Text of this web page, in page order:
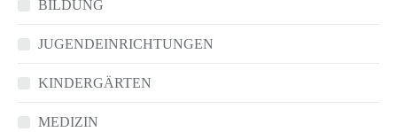
BILDUNG
JUGENDEINRICHTUNGEN
KINDERGÄRTEN
MEDIZIN